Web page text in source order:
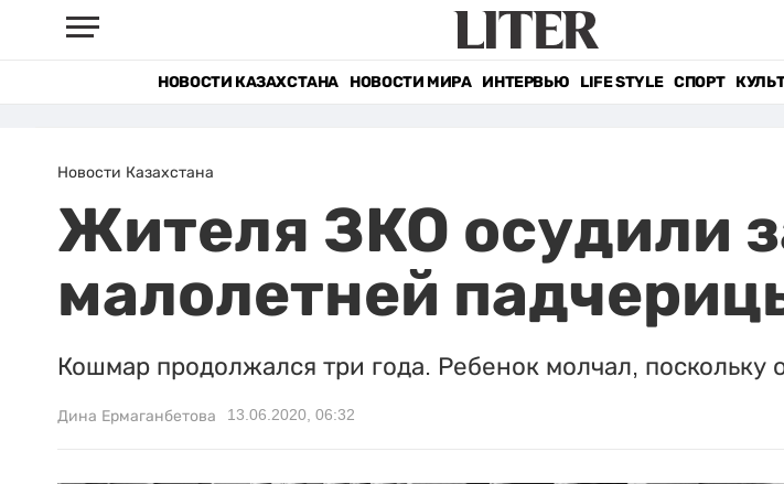
НОВОСТИ КАЗАХСТАНА НОВОСТИ МИРА ИНТЕРВЬЮ LIFE STYLE СПОРТ
Новости Казахстана
Жителя ЗКО осудили
малолетней
Кошмар продолжался три года. Ребенок молчал, поскольку
Дина Ермаганбетова 13.06.2020, 06:32